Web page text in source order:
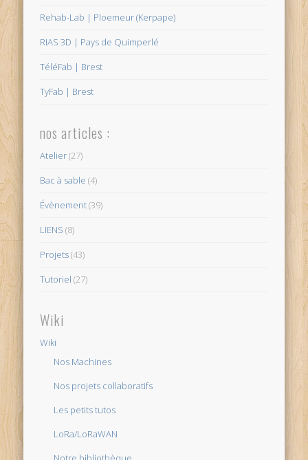
Rehab-Lab | Ploemeur (Kerpape)
RIAS 3D | Pays de Quimperlé
TéléFab | Brest
TyFab | Brest
nos articles :
Atelier(27)
Bac à sable (4)
Évènement(39)
LIENS (8)
Projets(43)
Tutoriel (27)
Wiki
Wiki
Nos Machines
Nos projets collaboratifs
Les petits tutos
LoRa/LoRaWAN